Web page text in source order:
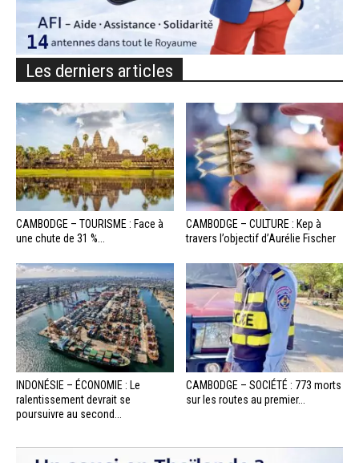
Les derniers articles
CAMBODGE – TOURISME : Face à
une chute de 31 %...
CAMBODGE – CULTURE : Kep à
travers l’objectif d’Aurélie Fischer
INDONÉSIE – ÉCONOMIE : Le
ralentissement devrait se
poursuivre au second...
CAMBODGE – SOCIÉTÉ : 773 morts
sur les routes au premier...